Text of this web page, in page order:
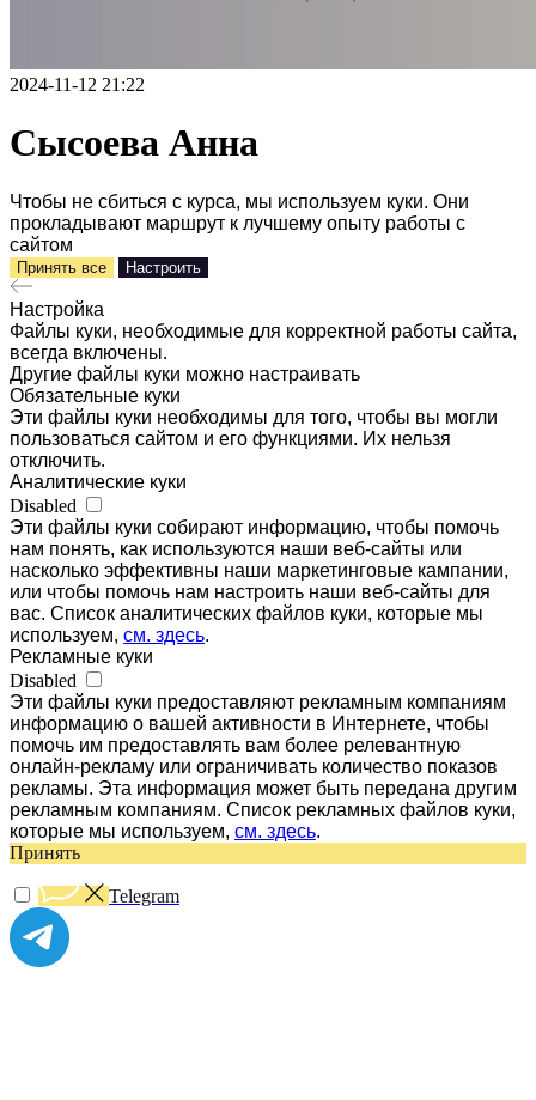
2024-11-12 21:22
Сысоева Анна
Чтобы не сбиться с курса, мы используем куки. Они
прокладывают маршрут к лучшему опыту работы с
сайтом
Принять все Настроить
Настройка
Файлы куки, необходимые для корректной работы сайта,
всегда включены.
Другие файлы куки можно настраивать
Обязательные куки
Эти файлы куки необходимы для того, чтобы вы могли
пользоваться сайтом и его функциями. Их нельзя
отключить.
Аналитические куки
Disabled
Эти файлы куки собирают информацию, чтобы помочь
нам понять, как используются наши веб-сайты или
насколько эффективны наши маркетинговые кампании,
или чтобы помочь нам настроить наши веб-сайты для
вас. Список аналитических файлов куки, которые мы
используем, см. здесь.
Рекламные куки
Disabled
Эти файлы куки предоставляют рекламным компаниям
информацию о вашей активности в Интернете, чтобы
помочь им предоставлять вам более релевантную
онлайн-рекламу или ограничивать количество показов
рекламы. Эта информация может быть передана другим
рекламным компаниям. Список рекламных файлов куки,
которые мы используем, см. здесь.
Принять
Telegram